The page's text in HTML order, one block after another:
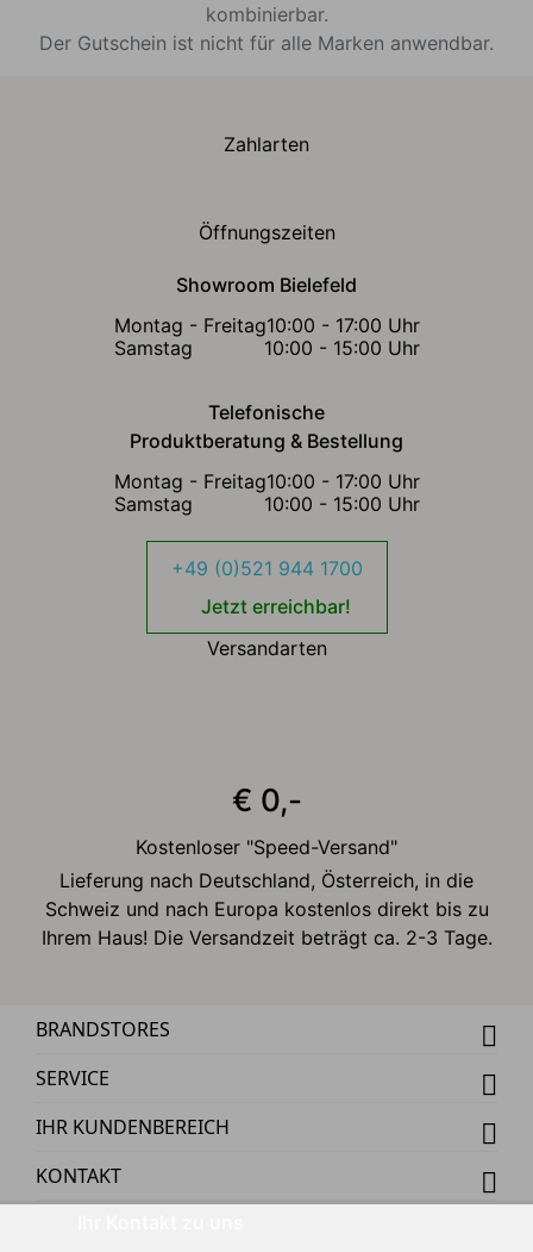
kombinierbar.
Der Gutschein ist nicht für alle Marken anwendbar.
Zahlarten
Öffnungszeiten
Showroom Bielefeld
Montag - Freitag10:00 - 17:00 Uhr
Samstag
10:00 - 15:00 Uhr
Telefonische
Produktberatung & Bestellung
Montag - Freitag10:00 - 17:00 Uhr
Samstag
10:00 - 15:00 Uhr
+49 (0)521 944 1700
Jetzt erreichbar!
Versandarten
€ 0,-
Kostenloser "Speed-Versand"
Lieferung nach Deutschland, Österreich, in die
Schweiz und nach Europa kostenlos direkt bis zu
Ihrem Haus! Die Versandzeit beträgt ca. 2-3 Tage.
BRANDSTORES
SERVICE
IHR KUNDENBEREICH
KONTAKT